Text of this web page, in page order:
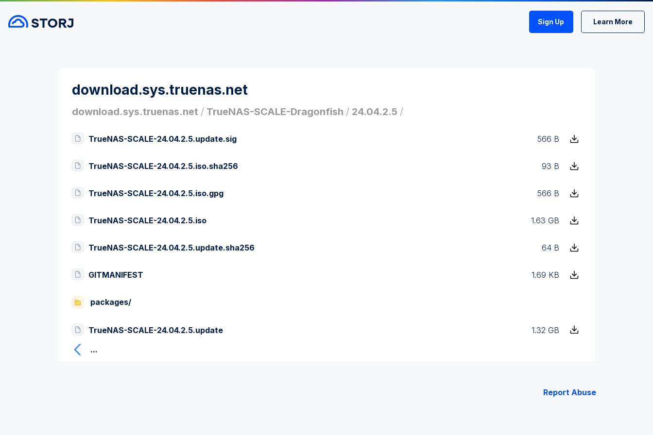
Sign Up Learn More
download.sys.truenas.net
download.sys.truenas.net / TrueNAS-SCALE-Dragonfish / 24.04.2.5 /
TrueNAS-SCALE-24.04.2.5.update.sig 566 B
TrueNAS-SCALE-24.04.2.5.iso.sha256 93 B
TrueNAS-SCALE-24.04.2.5.iso.gpg 566 B
TrueNAS-SCALE-24.04.2.5.iso 1.63 GB
TrueNAS-SCALE-24.04.2.5.update.sha256 64 B
GITMANIFEST 1.69 KB
packages/
TrueNAS-SCALE-24.04.2.5.update
1.32 GB
...
Report Abuse